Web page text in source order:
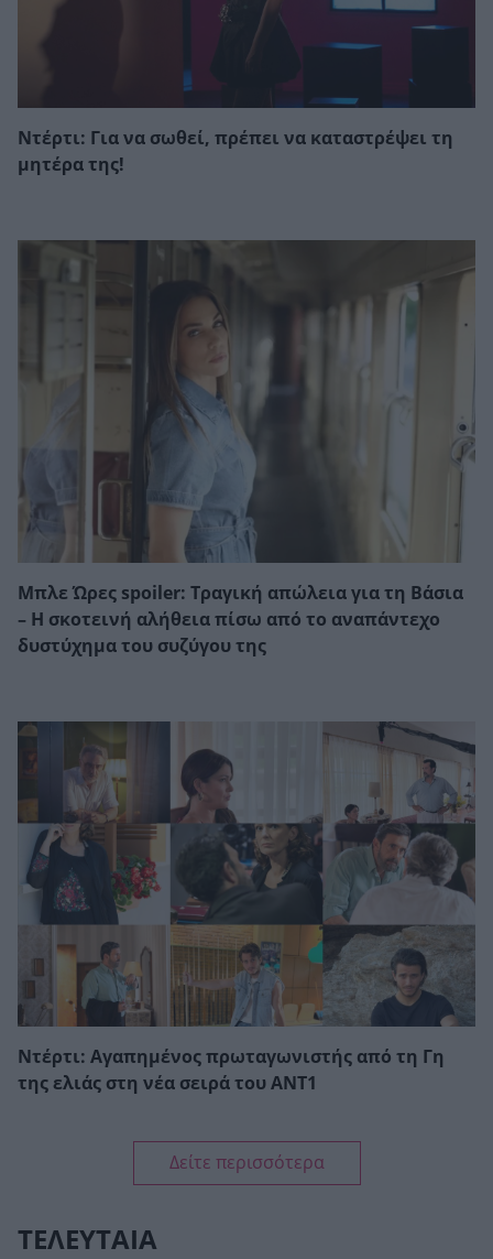
Ντέρτι: Για να σωθεί, πρέπει να καταστρέψει τη
μητέρα της!
Μπλε Ώρες spoiler: Τραγική απώλεια για τη Βάσια
– Η σκοτεινή αλήθεια πίσω από το αναπάντεχο
δυστύχημα του συζύγου της
Ντέρτι: Αγαπημένος πρωταγωνιστής από τη Γη
της ελιάς στη νέα σειρά του ΑΝΤ1
Δείτε περισσότερα
ΤΕΛΕΥΤΑΙΑ